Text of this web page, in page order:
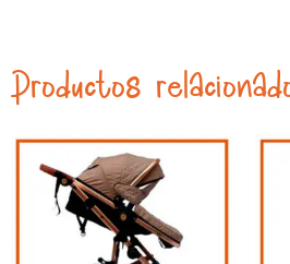
Productos